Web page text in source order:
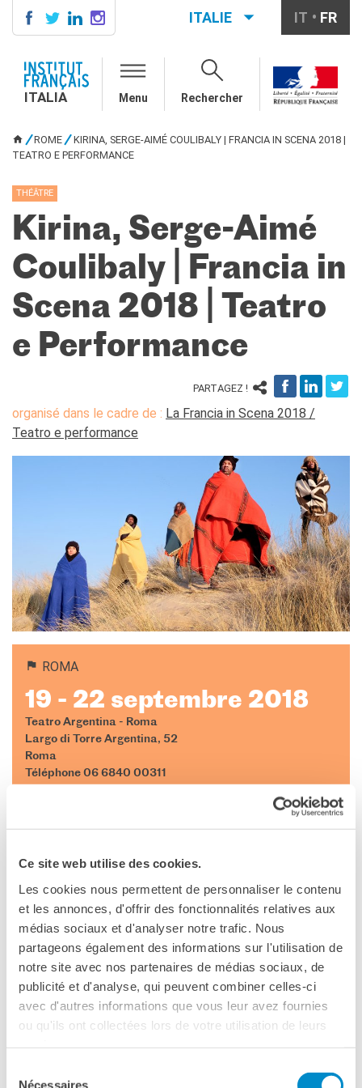
Ce site web utilise des cookies.
Les cookies nous permettent de personnaliser le contenu
et les annonces, d'offrir des fonctionnalités relatives aux
médias sociaux et d'analyser notre trafic. Nous
partageons également des informations sur l'utilisation de
notre site avec nos partenaires de médias sociaux, de
publicité et d'analyse, qui peuvent combiner celles-ci
avec d'autres informations que vous leur avez fournies
ou qu'ils ont collectées lors de votre utilisation de leurs
Nécessaires
ÉCOLE & UNIVERSITÉ
Coopération universitaire
QUI SOMMES-NOUS ?
Contacts
Offres d'emplois/stages
RECHERCHER
ITALIE IT FR
ITALIA Menu Rechercher
VOUS ÊTES ICI
ROME
KIRINA, SERGE-AIMÉ COULIBALY | FRANCIA IN SCENA 2018 |
TEATRO E PERFORMANCE
THÉÂTRE
Kirina, Serge-Aimé
Coulibaly | Francia in
Scena 2018 | Teatro
e Performance
PARTAGEZ !
organisé dans le cadre de : La Francia in Scena 2018 /
Teatro e performance
ROMA
19 - 22 septembre 2018
Teatro Argentina - Roma
Largo di Torre Argentina, 52
Roma
Téléphone 06 6840 00311
DAL 19 AL 21 SETTEMBRE ALLE ORE 21:00
22 SETTEMBRE ALLE ORE 19:00
TEATRO ARGENTINA, ROMA
Nell’ambito delRomaEuropa Festival
Apertura di REf18 all’insegna dell’incontro tra l’immaginario
africano e quello occidentale: Kirina è un’opera per
danzatori, musicisti e 40 figuranti nata dalla collaborazione
tra il coreografo Serge-Aimé Coulibaly (già danzatore per